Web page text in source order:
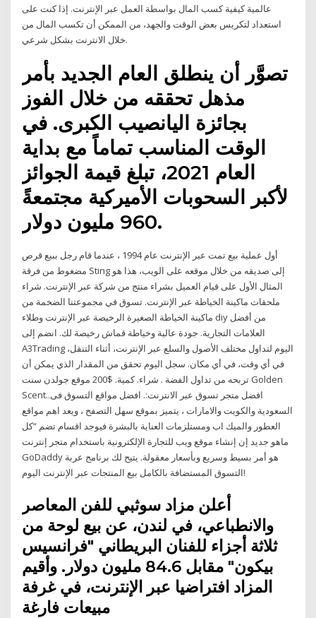
عالمية كيفية كسب المال بواسطة العمل عبر الإنترنت. إذا كنت على
استعداد لتكريس بعض الوقت والجهد، من الممكن أن تكسب المال من
خلال الانترنت بشكل شرعي.
تصوَّر أن ينطلق العام الجديد بأمر
مذهل تحققه من خلال الفوز
بجائزة اليانصيب الكبرى. في
الوقت المناسب تماماً مع بداية
العام 2021، تبلغ قيمة الجوائز
لأكبر السحوبات الأميركية مجتمعةً
960 مليون دولار.
أول عملية بيع تمت عبر الإنترنت عام 1994 ، عندما قام رجل ببيع قرص
مضغوط من فرقة Sting إلى صديقه من خلال موقعه على الويب، هذا هو
المثال الأول على قيام العميل بشراء منتج من شركة عبر الإنترنت. شراء
ملحقات ماكينة الخياطة عبر الإنترنت. تسوق في مجموعتنا الضخمة من
ماكينة الخياطة الصغيرة الرخيصة عبر الإنترنت وطلاء diy من أفضل
العلامات التجارية. جودة عالية وخياطة قماش رخيصة لك. انضم إلى
A3Trading اليوم لتداول مختلف الأصول والسلع عبر الإنترنت، أثناء التنقل،
في أي وقت، في أي مكان. سجل اليوم تحقق من المقدار الذي يمكن أن
تربحه من تداول الفضة . شراء. كمية. $200 موقع جولدن سنت Golden
Scent..افضل متجر تسوق عبر الانترنت:. افضل مواقع التسوق فى
السعودية والكويت والامارات ، يتميز بموقع سهل التصفح ، ويعد اهم مواقع
العطور والميك اب ومستلزمات العناية بالبشرة فيوجد اقسام تضم “كل
ماهو جديد إن إنشاء موقع ويب للتجارة الإلكترونية باستخدام متجر إنترنت
GoDaddy هو أمر بسيط وسريع وبأسعار معقولة. يتيح لك برنامج عربة
التسوق المستضافة بالكامل بيع المنتجات عبر الإنترنت اليوم!
أعلن مزاد سوثبي للفن المعاصر
والانطباعي، في لندن، عن بيع لوحة من
ثلاثة أجزاء للفنان البريطاني "فرانسيس
بيكون" مقابل 84.6 مليون دولار. وأقيم
المزاد افتراضيا عبر الإنترنت، في غرفة
مبيعات فارغة